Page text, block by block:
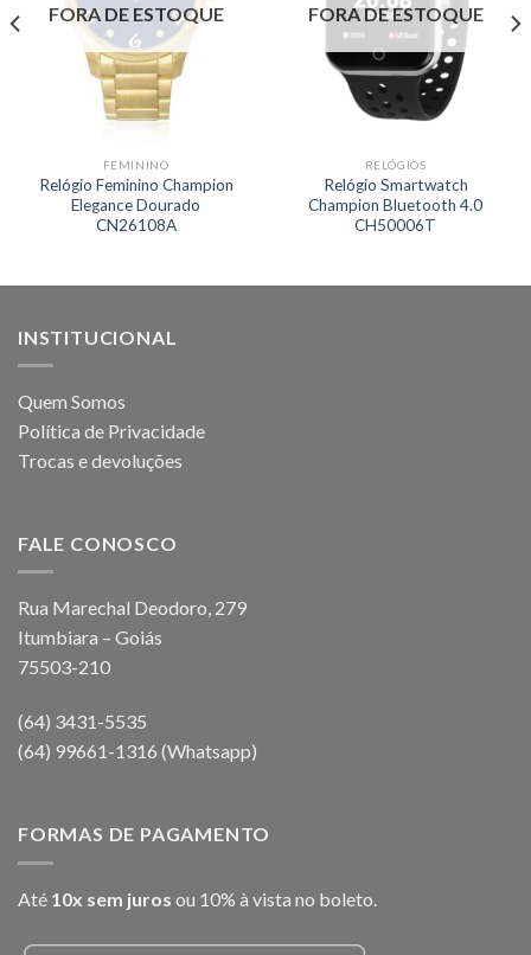
FORA DE ESTOQUE
FEMININO
Relógio Feminino Champion
Elegance Dourado
CN26108A
FORA DE ESTOQUE
RELÓGIOS
Relógio Smartwatch
Champion Bluetooth 4.0
CH50006T
INSTITUCIONAL
Quem Somos
Política de Privacidade
Trocas e devoluções
FALE CONOSCO
Rua Marechal Deodoro, 279
Itumbiara – Goiás
75503-210
(64) 3431-5535
(64) 99661-1316 (Whatsapp)
FORMAS DE PAGAMENTO
Até 10x sem juros ou 10% à vista no boleto.